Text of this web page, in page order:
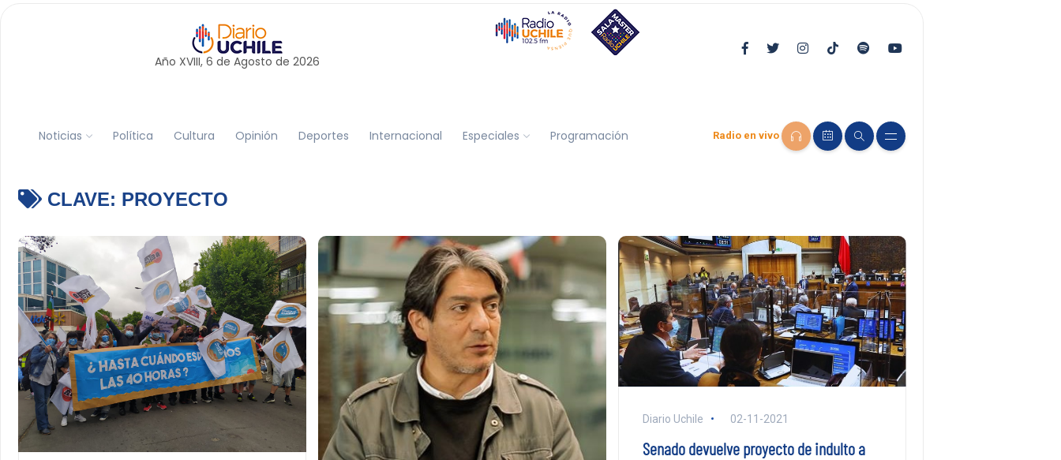
Año XVIII, 6 de Agosto de 2026
Noticias Política Cultura Opinión Deportes Internacional Especiales Programación Radio en vivo
CLAVE: PROYECTO
Diario Uchile 02-11-2021
Senado devuelve proyecto de indulto a